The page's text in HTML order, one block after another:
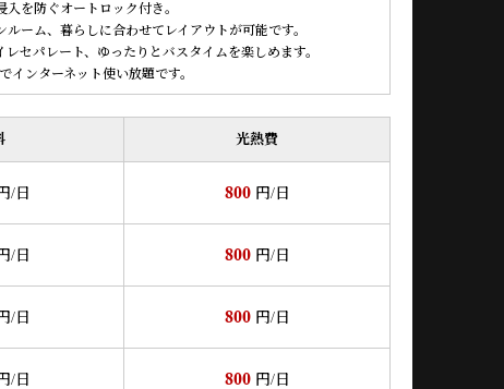
入を防ぐオートロック付き。
ルーム、暮らしに合わせてレイアウトが可能です。
レセパレート、ゆったりとバスタイムを楽しめます。
インターネット使い放題です。
光熱費
/日 800 円/日
/日 800 円/日
/日 800 円/日
/日 800 円/日